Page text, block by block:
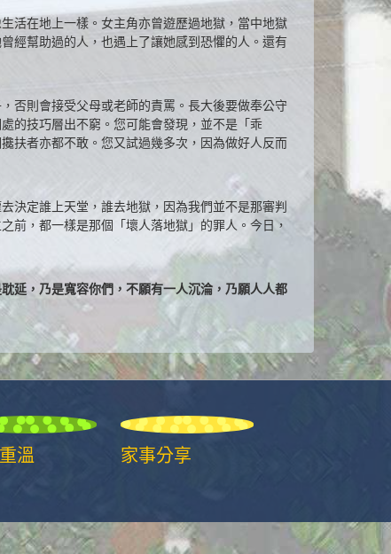
活在地上一樣。女主角亦曾遊歷過地獄，當中地獄
經幫助過的人，也遇上了讓她感到恐懼的人。還有
否則會接受父母或老師的責罵。長大後要做奉公守
的技巧層出不窮。您可能會發現，並不是「乖
扶者亦都不敢。您又試過幾多次，因為做好人反而
決定誰上天堂，誰去地獄，因為我們並不是那審判
前，都一樣是那個「壞人落地獄」的罪人。今日，
延，乃是寬容你們，不願有一人沉淪，乃願人人都
溫 家事分享